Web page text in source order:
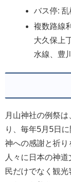
バス停:
複数路線
大久保上
水線、豊
月山神社の例祭
り、毎年5月5日
神への感謝と祈り
人々に日本の神
民だけでなく観